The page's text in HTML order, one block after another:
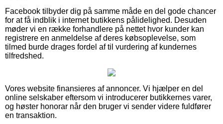
Facebook tilbyder dig på samme måde en del gode chancer
for at få indblik i internet butikkens pålidelighed. Desuden
møder vi en række forhandlere på nettet hvor kunder kan
registrere en anmeldelse af deres købsoplevelse, som
tilmed burde drages fordel af til vurdering af kundernes
tilfredshed.
Vores website finansieres af annoncer. Vi hjælper en del
online selskaber eftersom vi introducerer butikkernes varer,
og høster honorar når den bruger vi sender videre fuldfører
en transaktion.